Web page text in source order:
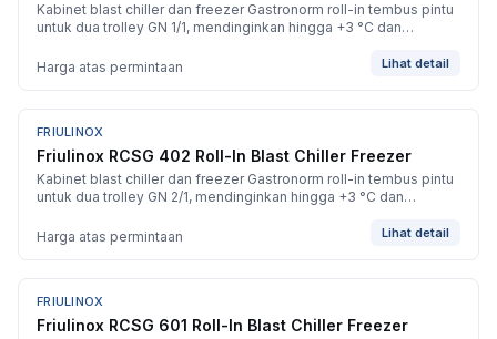
Kabinet blast chiller dan freezer Gastronorm roll-in tembus pintu
untuk dua trolley GN 1/1, mendinginkan hingga +3 °C dan
Harga atas permintaan
Lihat detail
BARU
FRIULINOX
Friulinox RCSG 402 Roll-In Blast Chiller Freezer
Kabinet blast chiller dan freezer Gastronorm roll-in tembus pintu
untuk dua trolley GN 2/1, mendinginkan hingga +3 °C dan
Harga atas permintaan
Lihat detail
BARU
FRIULINOX
Friulinox RCSG 601 Roll-In Blast Chiller Freezer